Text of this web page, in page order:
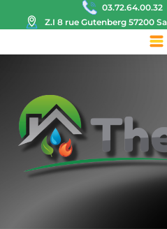
03.72.64.00.32
Z.I 8 rue Gutenberg 57200